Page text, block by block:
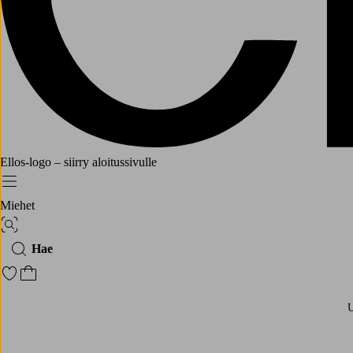
Ellos-logo – siirry aloitussivulle
Menu
Miehet
Kuvahaku
Hae
Siirry merkittyihin suosikkituotteisiin
Siirry ostoskoriin